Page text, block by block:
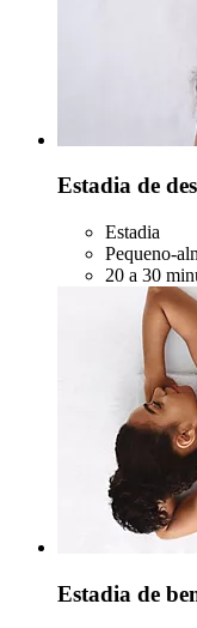
Estadia de
Estadia
Pequeno-
20 a 30
Estadia de